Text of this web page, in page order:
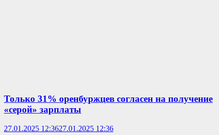
Только 31% оренбуржцев согласен на получение
«серой» зарплаты
27.01.2025 12:3627.01.2025 12:36